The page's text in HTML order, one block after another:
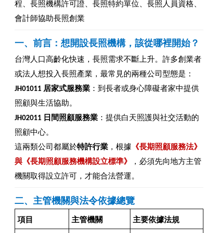
程、長照機構許可證、長照特約單位、長照人員資格、
會計師協助長照創業
一、前言：想開設長照機構，該從哪裡開始？
台灣人口高齡化快速，長照需求不斷上升。許多創業者
或法人想投入長照產業，最常見的兩種公司型態是：
JH01011 居家式服務業 ：到長者或身心障礙者家中提供
照顧與生活協助。
JH02011 日間照顧服務業 ：提供白天照護與社交活動的
照顧中心。
這兩類公司都屬於特許行業 ，根據 《長期照顧服務法》
與《長期照顧服務機構設立標準》
，必須先向地方主管
機關取得設立許可，才能合法營運。
二、主管機關與法令依據總覽
項目 主管機關 主要依據法規